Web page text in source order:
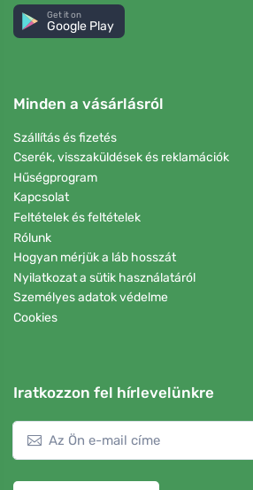
Get it on
Google Play
Minden a vásárlásról
Szállítás és fizetés
Cserék, visszaküldések és reklamációk
Hűségprogram
Kapcsolat
Feltételek és feltételek
Rólunk
Hogyan mérjük a láb hosszát
Nyilatkozat a sütik használatáról
Személyes adatok védelme
Cookies
Iratkozzon fel hírlevelünkre